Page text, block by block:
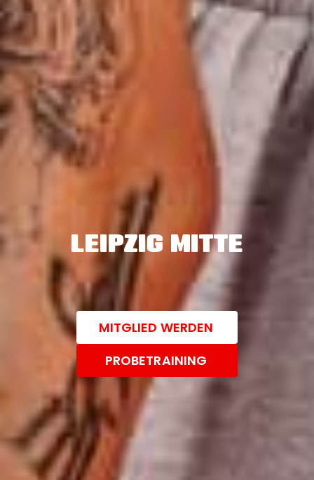
LEIPZIG MITTE
MITGLIED WERDEN
PROBETRAINING